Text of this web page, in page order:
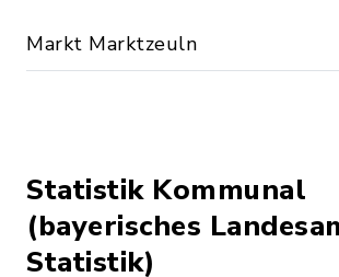
Markt Marktzeuln
Statistik Kommunal
(bayerisches
Statistik)